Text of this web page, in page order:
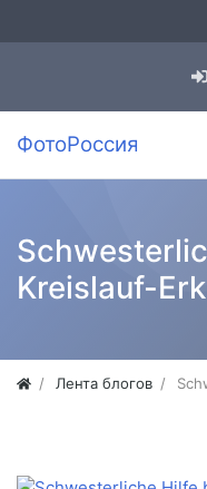
ФотоРоссия
Kreislauf-
Лента блогов